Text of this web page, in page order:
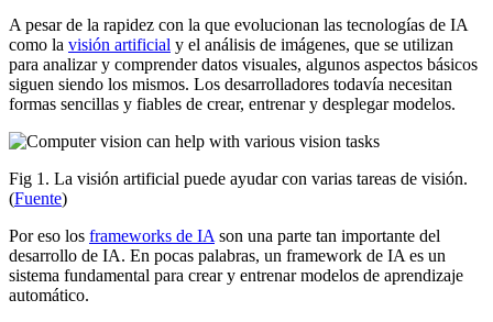
A pesar de la rapidez con la que evolucionan las tecnologías de IA
como la visión artificial y el análisis de imágenes, que se utilizan
para analizar y comprender datos visuales, algunos aspectos básicos
siguen siendo los mismos. Los desarrolladores todavía necesitan
formas sencillas y fiables de crear, entrenar y desplegar modelos.
Fig 1. La visión artificial puede ayudar con varias tareas de visión.
(Fuente)
Por eso los frameworks de IA son una parte tan importante del
desarrollo de IA. En pocas palabras, un framework de IA es un
sistema fundamental para crear y entrenar modelos de aprendizaje
automático.